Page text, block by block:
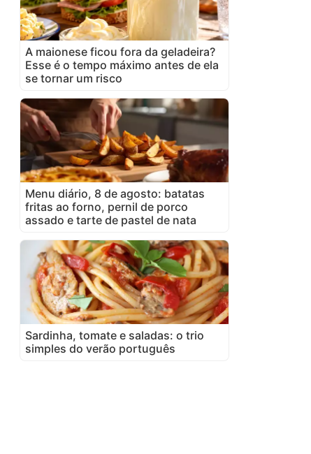
A maionese ficou fora da geladeira?
Esse é o tempo máximo antes de ela
se tornar um risco
Menu diário, 8 de agosto: batatas
fritas ao forno, pernil de porco
assado e tarte de pastel de nata
Sardinha, tomate e saladas: o trio
simples do verão português